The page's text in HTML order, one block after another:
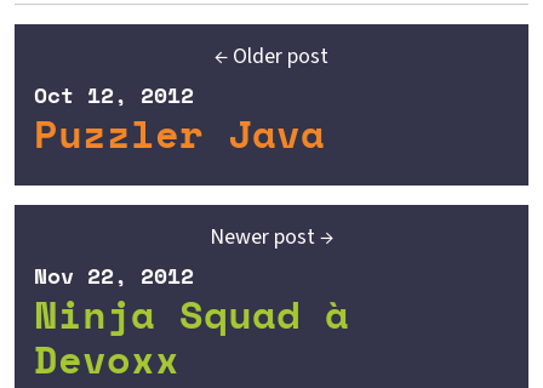
← Older post
Puzzler Java
Oct 12, 2012
Newer post →
Ninja Squad à
Devoxx
Nov 22, 2012